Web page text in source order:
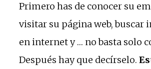
Primero has de conocer su
visitar su página web, buscar
en internet y … no basta solo
Después hay que decírselo.